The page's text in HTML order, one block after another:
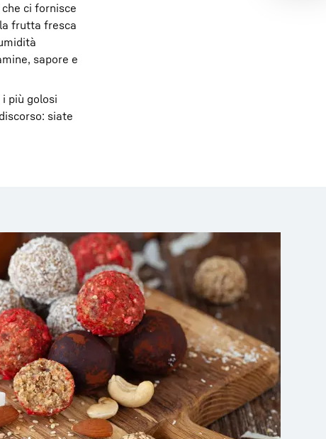
ci fornisce
frutta fresca
sapore e
più golosi
siate